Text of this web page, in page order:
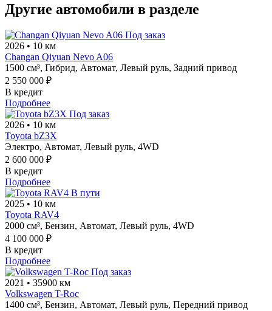
Другие автомобили в разделе
Под заказ
2026 • 10 км
Changan Qiyuan Nevo A06
1500 см³, Гибрид, Автомат, Левый руль, Задний привод
2 550 000 ₽
В кредит
Подробнее
Под заказ
2026 • 10 км
Toyota bZ3X
Электро, Автомат, Левый руль, 4WD
2 600 000 ₽
В кредит
Подробнее
В пути
2025 • 10 км
Toyota RAV4
2000 см³, Бензин, Автомат, Левый руль, 4WD
4 100 000 ₽
В кредит
Подробнее
Под заказ
2021 • 35900 км
Volkswagen T-Roc
1400 см³, Бензин, Автомат, Левый руль, Передний привод